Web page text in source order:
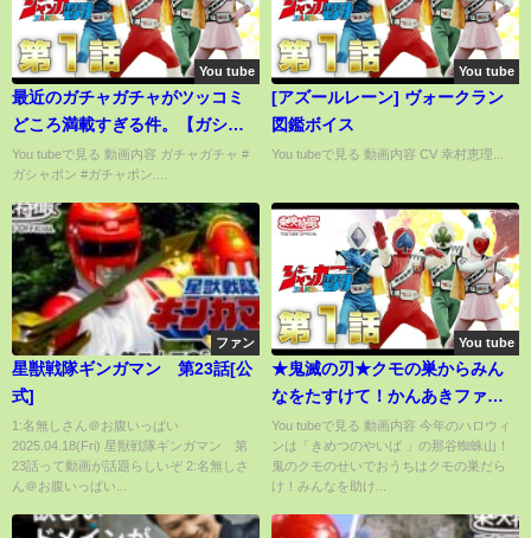
You tube
最近のガチャガチャがツッコミ
どころ満載すぎる件。【ガシャ
ポン（ガチャポン）紹介】
You tubeで見る 動画内容 ガチャガチャ #
ガシャポン #ガチャポン....
You tube
[アズールレーン] ヴォークラン
図鑑ボイス
You tubeで見る 動画内容 CV 幸村恵理...
ファン
星獣戦隊ギンガマン 第23話[公
式]
1:名無しさん＠お腹いっぱい
2025.04.18(Fri) 星獣戦隊ギンガマン 第
23話って動画が話題らしいぞ 2:名無しさ
ん＠お腹いっぱい...
You tube
★鬼滅の刃★クモの巣からみん
なをたすけて！かんあきファミ
リーのハロウィン♪
You tubeで見る 動画内容 今年のハロウィ
ンは「きめつのやいば 」の那谷蜘蛛山！
鬼のクモのせいでおうちはクモの巣だら
け！みんなを助け...